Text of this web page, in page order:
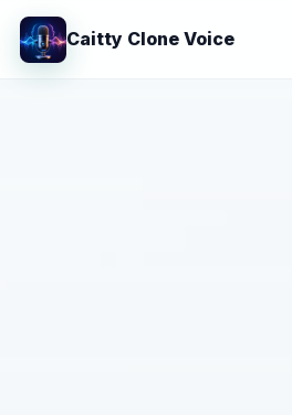
Caitty Clone Voice